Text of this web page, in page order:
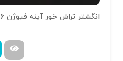
انگشتر تراش خور آینه فیوژن R-T-16